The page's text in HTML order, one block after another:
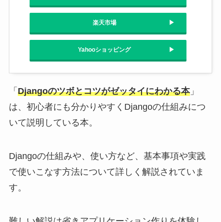
楽天市場
Yahooショッピング
「 Djangoのツボとコツがゼッタイにわかる本」
は、初心者にも分かりやすくDjangoの仕組みにつ
いて説明している本。
Djangoの仕組みや、使い方など、基本事項や実践
で使いこなす方法について詳しく解説されていま
す。